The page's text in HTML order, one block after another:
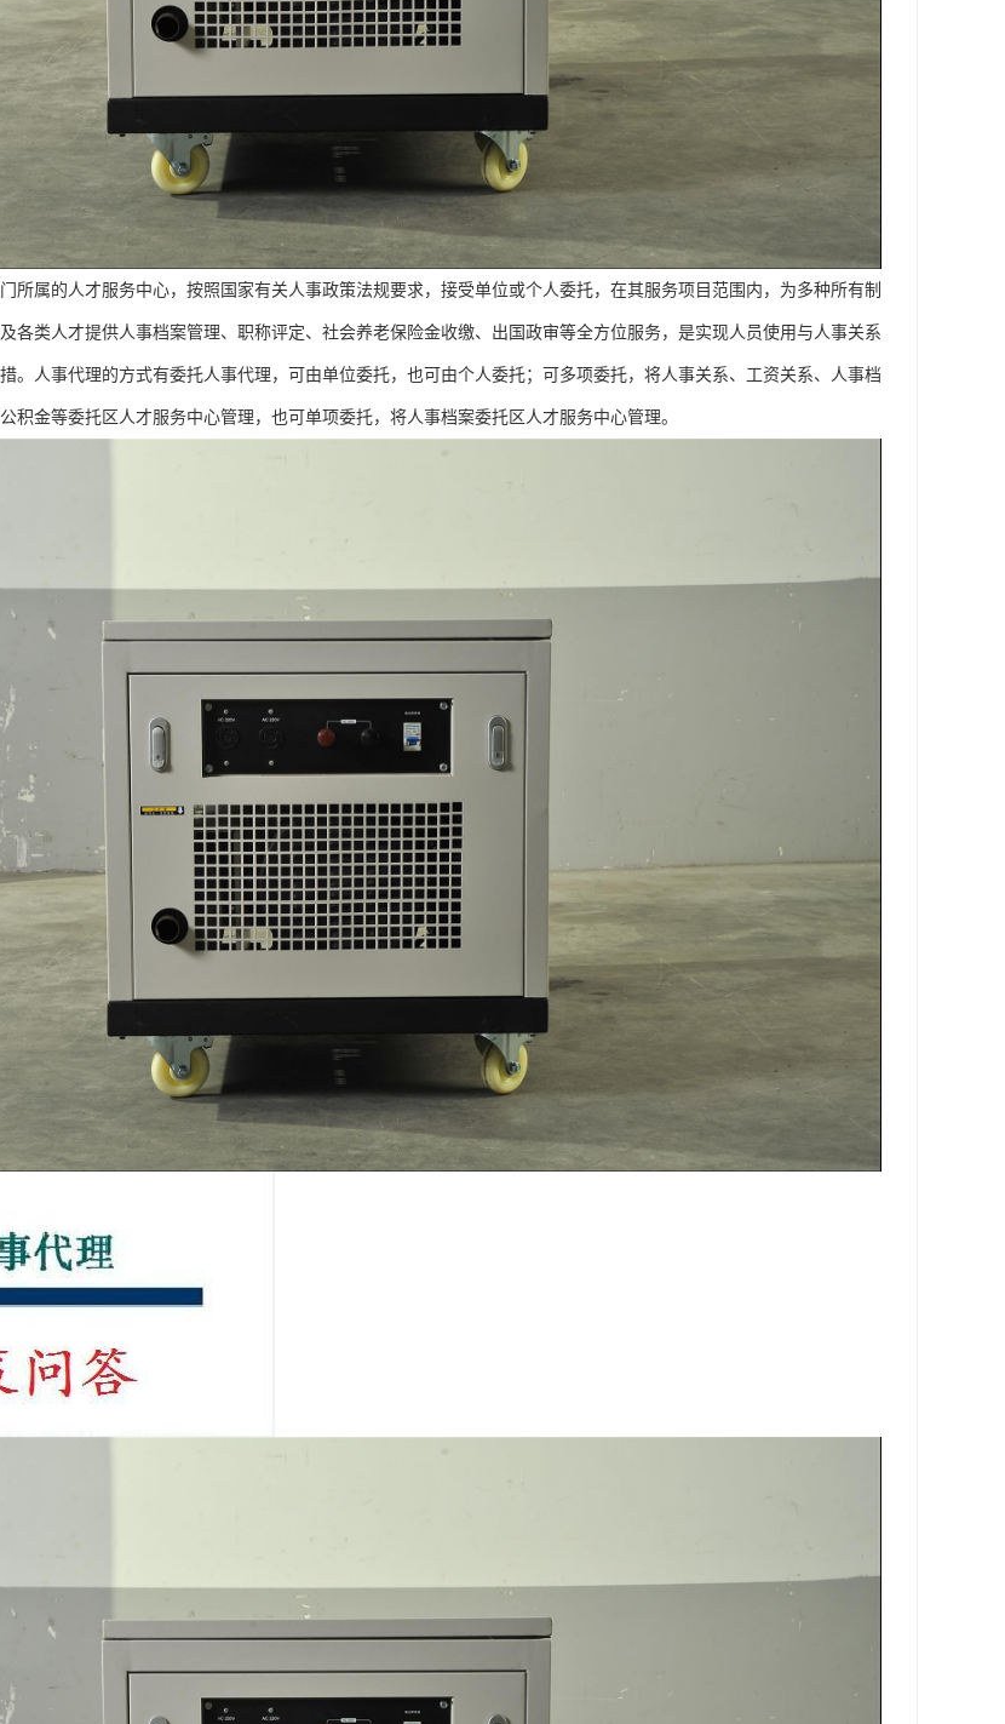
所属的人才服务中心，按照国家有关人事政策法规要求，接受单位或个人委托，在其服务项目范围内，为多种所有制
各类人才提供人事档案管理、职称评定、社会养老保险金收缴、出国政审等全方位服务，是实现人员使用与人事关系
。人事代理的方式有委托人事代理，可由单位委托，也可由个人委托；可多项委托，将人事关系、工资关系、人事档
积金等委托区人才服务中心管理，也可单项委托，将人事档案委托区人才服务中心管理。